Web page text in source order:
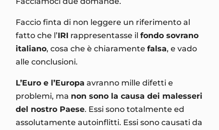
Faccio finta di non leggere un riferimento al
fatto che l’IRI rappresentasse il fondo sovrano
italiano, cosa che è chiaramente falsa, e vado
alle conclusioni.
L’Euro e l’Europa avranno mille difetti e
problemi, ma non sono la causa dei malesseri
del nostro Paese. Essi sono totalmente ed
assolutamente autoinflitti. Essi sono causati da